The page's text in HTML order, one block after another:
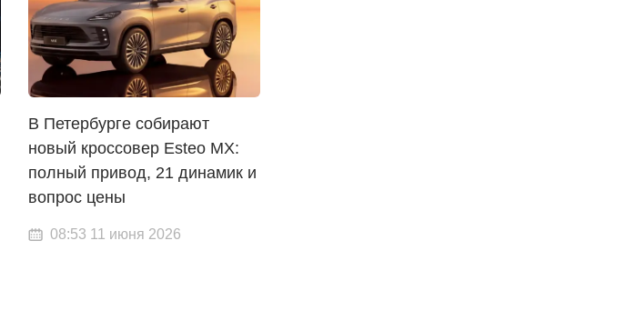
В Петербурге собирают
новый кроссовер Esteo MX:
полный привод, 21 динамик и
вопрос цены
08:53 11 июня 2026